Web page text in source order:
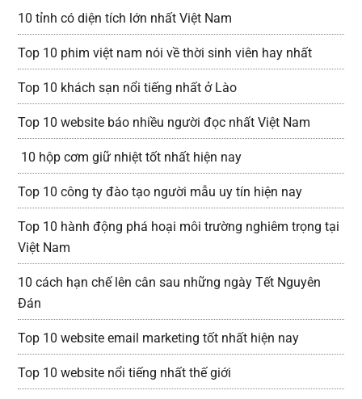
10 tỉnh có diện tích lớn nhất Việt Nam
Top 10 phim việt nam nói về thời sinh viên hay nhất
Top 10 khách sạn nổi tiếng nhất ở Lào
Top 10 website báo nhiều người đọc nhất Việt Nam
10 hộp cơm giữ nhiệt tốt nhất hiện nay
Top 10 công ty đào tạo người mẫu uy tín hiện nay
Top 10 hành động phá hoại môi trường nghiêm trọng tại
Việt Nam
10 cách hạn chế lên cân sau những ngày Tết Nguyên
Đán
Top 10 website email marketing tốt nhất hiện nay
Top 10 website nổi tiếng nhất thế giới